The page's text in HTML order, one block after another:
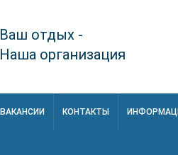
Ваш отдых -
Наша организация
ВАКАНСИИ КОНТАКТЫ